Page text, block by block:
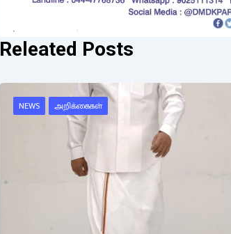
Releated Posts
NEWS அறிக்கைகள்